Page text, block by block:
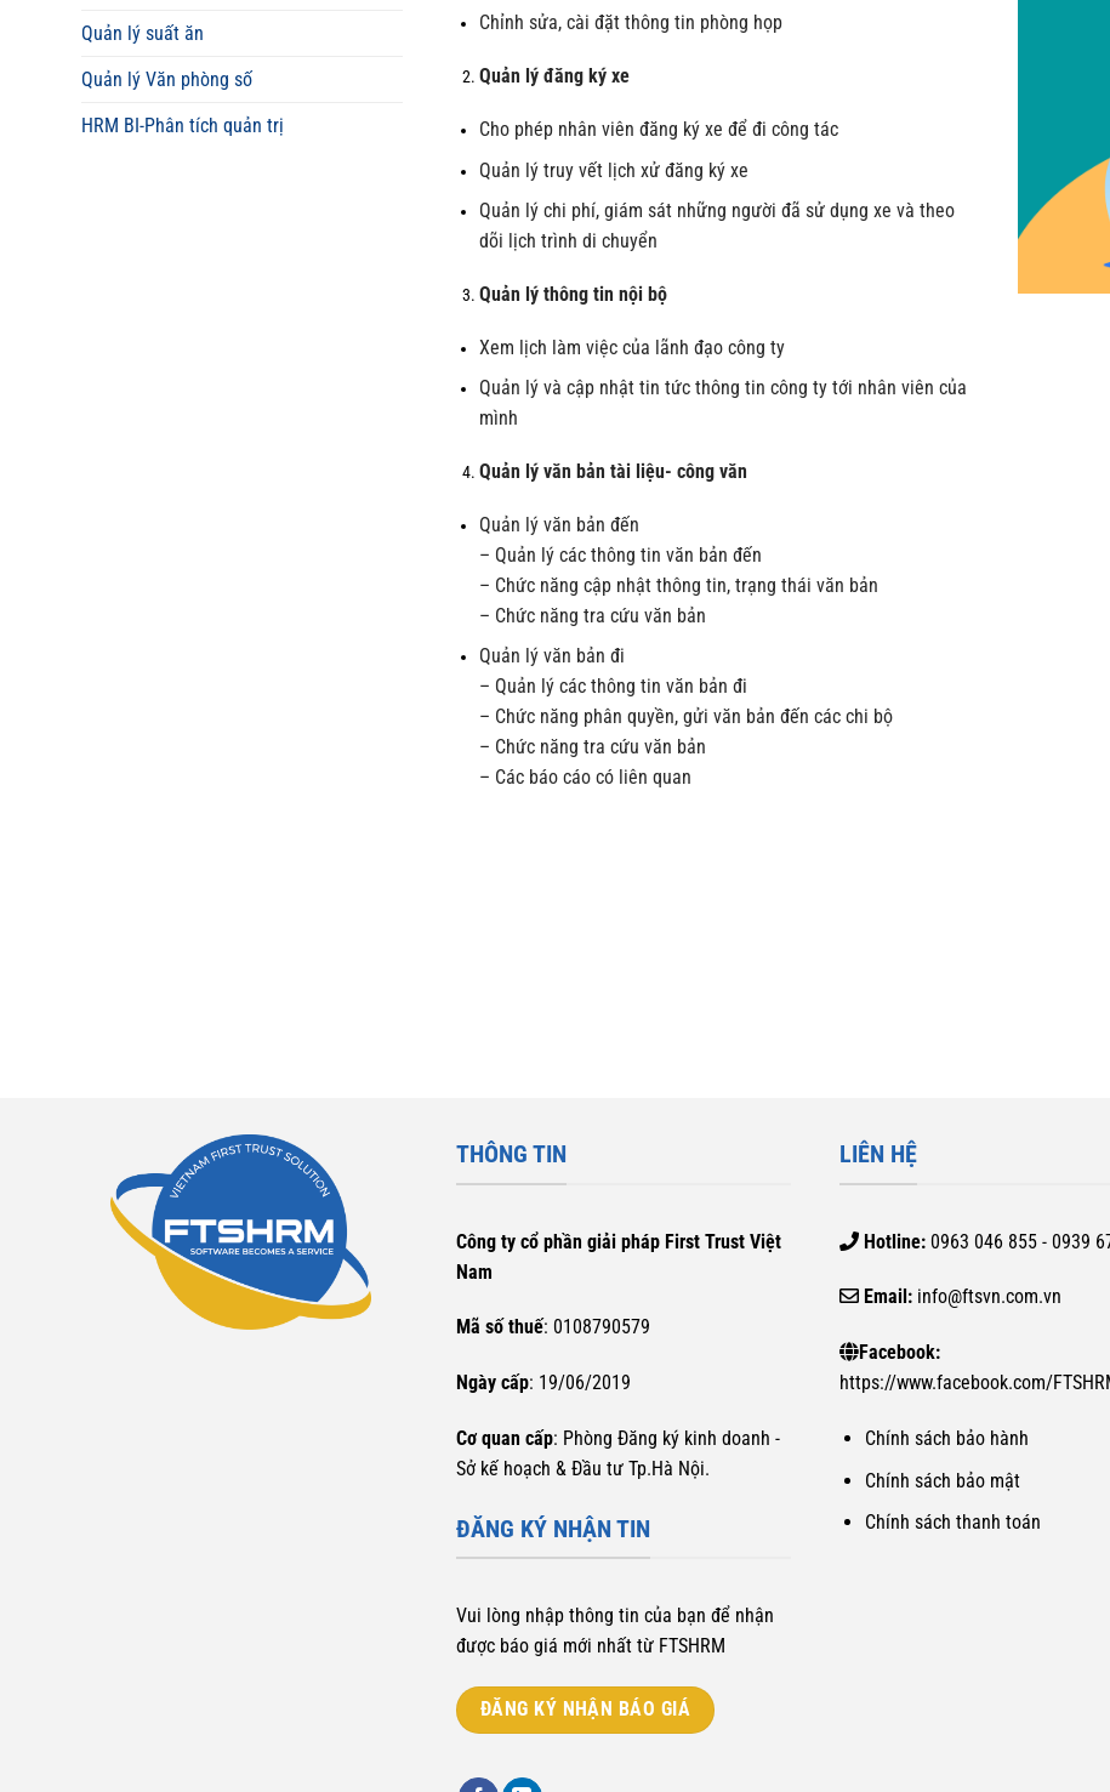
Quản lý suất ăn
Quản lý Văn phòng số
HRM BI-Phân tích quản trị
Chỉnh sửa, cài đặt thông tin phòng họp
Quản lý đăng ký xe
Cho phép nhân viên đăng ký xe để đi công tác
Quản lý truy vết lịch xử đăng ký xe
Quản lý chi phí, giám sát những người đã sử dụng xe và theo
dõi lịch trình di chuyển
Quản lý thông tin nội bộ
Xem lịch làm việc của lãnh đạo công ty
Quản lý và cập nhật tin tức thông tin công ty tới nhân viên của
mình
Quản lý văn bản tài liệu- công văn
Quản lý văn bản đến
– Quản lý các thông tin văn bản đến
– Chức năng cập nhật thông tin, trạng thái văn bản
– Chức năng tra cứu văn bản
Quản lý văn bản đi
– Quản lý các thông tin văn bản đi
– Chức năng phân quyền, gửi văn bản đến các chi bộ
– Chức năng tra cứu văn bản
– Các báo cáo có liên quan
THÔNG TIN
Công ty cổ phần giải pháp First Trust Việt
Nam
Mã số thuế: 0108790579
Ngày cấp: 19/06/2019
Cơ quan cấp: Phòng Đăng ký kinh doanh -
Sở kế hoạch & Đầu tư Tp.Hà Nội.
ĐĂNG KÝ NHẬN TIN
Vui lòng nhập thông tin của bạn để nhận
được báo giá mới nhất từ FTSHRM
ĐĂNG KÝ NHẬN BÁO GIÁ
LIÊN HỆ
Hotline:0963 046 855 - 0939
Email: info@ftsvn.com.vn
Facebook:
https://www.facebook.com/
Chính sách bảo hành
Chính sách bảo mật
Chính sách thanh toán